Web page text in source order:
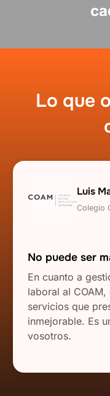
Lo que
Luis
Colegio
No puede ser
En cuanto a
laboral al
servicios que
inmejorable. Es
vosotros.